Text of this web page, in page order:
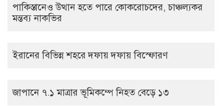
পাকিস্তানেও উত্থান হতে পারে কোকরোচদের, চাঞ্চল্যকর
মন্তব্য নাকভির
ইরানের বিভিন্ন শহরে দফায় দফায় বিস্ফোরণ
জাপানে ৭.১ মাত্রার ভূমিকম্পে নিহত বেড়ে ১৩